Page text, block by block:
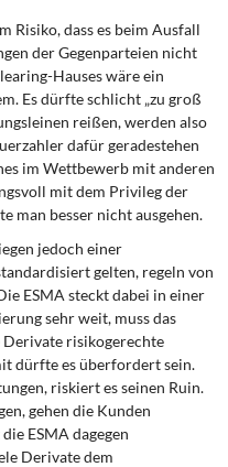
Risiko, dass es beim Ausfall
der Gegenparteien nicht
Hauses wäre ein
Es dürfte schlicht „zu groß
reißen, werden also
dafür geradestehen
im Wettbewerb mit anderen
mit dem Privileg der
man besser nicht ausgehen.
jedoch einer
gelten, regeln von
ESMA steckt dabei in einer
sehr weit, muss das
risikogerechte
dürfte es überfordert sein.
riskiert es seinen Ruin.
gehen die Kunden
ESMA dagegen
Derivate dem